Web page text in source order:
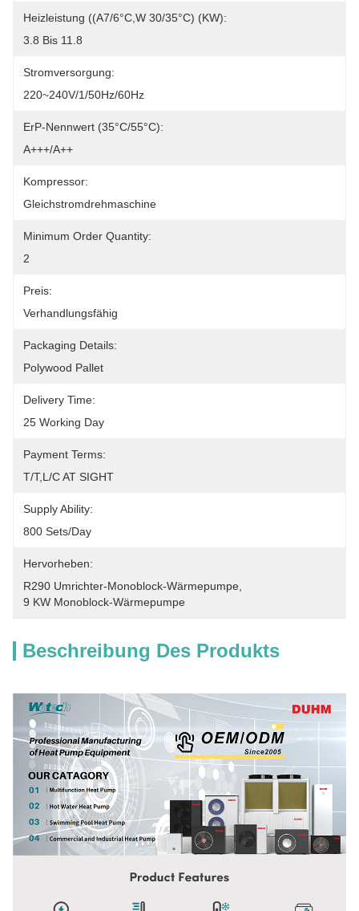
Heizleistung ((A7/6°C,W 30/35°C) (kW):
3.8 Bis 11.8
Stromversorgung:
220~240V/1/50Hz/60Hz
ErP-Nennwert (35°C/55°C):
A+++/A++
Kompressor:
Gleichstromdrehmaschine
Minimum Order Quantity:
2
Preis:
Verhandlungsfähig
Packaging Details:
Polywood Pallet
Delivery Time:
25 Working Day
Payment Terms:
T/T,L/C AT SIGHT
Supply Ability:
800 Sets/Day
Hervorheben:
R290 Umrichter-Monoblock-Wärmepumpe
9 KW Monoblock-Wärmepumpe
Beschreibung Des Produkts